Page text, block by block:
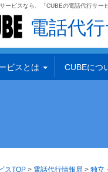
ービスなら、「CUBEの電話代行サービ
電話代
ビスとは CUBEにつ
スTOP > 電話代行情報局 > 独立